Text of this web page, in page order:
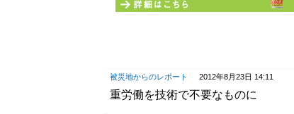
被災地からのレポート 2012年8月23日 14:11
重労働を技術で不要なものに